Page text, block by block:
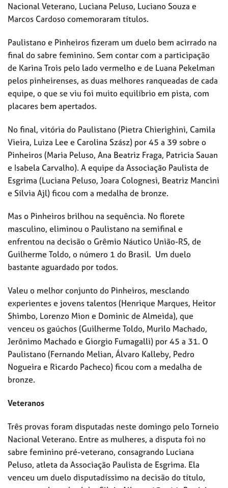
Nacional Veterano, Luciana Peluso, Luciano Souza e
Marcos Cardoso comemoraram títulos.
Paulistano e Pinheiros fizeram um duelo bem acirrado na
final do sabre feminino. Sem contar com a participação
de Karina Trois pelo lado vermelho e de Luana Pekelman
pelos pinheirenses, as duas melhores ranqueadas de cada
equipe, o que se viu foi muito equilíbrio em pista, com
placares bem apertados.
No final, vitória do Paulistano (Pietra Chierighini, Camila
Vieira, Luiza Lee e Carolina Szász) por 45 a 39 sobre o
Pinheiros (Maria Peluso, Ana Beatriz Fraga, Patricia Sauan
e Isabela Carvalho). A equipe da Associação Paulista de
Esgrima (Luciana Peluso, Joara Colognesi, Beatriz Mancini
e Sílvia Ajl) ficou com a medalha de bronze.
Mas o Pinheiros brilhou na sequência. No florete
masculino, eliminou o Paulistano na semifinal e
enfrentou na decisão o Grêmio Náutico União-RS, de
Guilherme Toldo, o número 1 do Brasil. Um duelo
bastante aguardado por todos.
Valeu o melhor conjunto do Pinheiros, mesclando
experientes e jovens talentos (Henrique Marques, Heitor
Shimbo, Lorenzo Mion e Dominic de Almeida), que
venceu os gaúchos (Guilherme Toldo, Murilo Machado,
Jerônimo Machado e Giorgio Fumagalli) por 45 a 31. O
Paulistano (Fernando Melian, Álvaro Kalleby, Pedro
Nogueira e Ricardo Pacheco) ficou com a medalha de
bronze.
Veteranos
Três provas foram disputadas neste domingo pelo Torneio
Nacional Veterano. Entre as mulheres, a disputa foi no
sabre feminino pré-veterano, consagrando Luciana
Peluso, atleta da Associação Paulista de Esgrima. Ela
venceu um duelo disputadíssimo na decisão do título,